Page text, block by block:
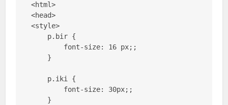
<html>
<head>
<style>
    p.bir {
        font-size: 16 px;;
    }
    p.iki {
        font-size: 30px;;
    }